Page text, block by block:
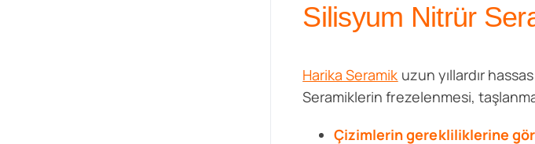
Silisyum Nitrür
Harika Seramik uzun yıllardır
Seramiklerin frezelenmesi,
Çizimlerin gerekliliklerine